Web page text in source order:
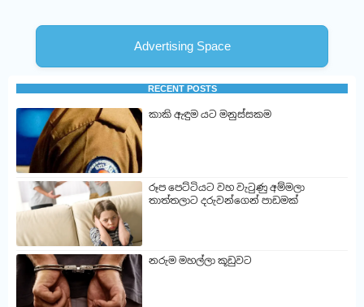
Advertising Space
RECENT POSTS
කාකි ඇඳුම යට මනුස්සකම
රූප පෙට්ටියට වහ වැටුණු අම්මලා
තාත්තලාට දරුවන්ගෙන් පාඩමක්
නරුම මහල්ලා කූඩුවට